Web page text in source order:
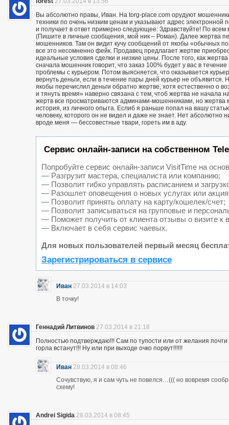
Вы абсолютно правы, Иван. На torg-place.com орудуют
техники по очень низким ценам и указывают адрес
и получает в ответ примерно следующее: Здравствуйте! По
(Пишите в личные сообщения, мой ник – Роман). Далее жертва
мошенников. Там он видит кучу сообщений от якобы «обычных
все это несомненно фейк. Продавец предлагает жертве
идеальные условия сделки и низкие цены. После того, как
сначала мошенник говорит, что заказ 100% будет у вас в
проблемы с курьером. Потом выясняется, что оказывается
вернуть деньги, если в течение пары дней курьер не
якобы перечислил деньги обратно жертве, хотя естественно о
и тянуть время» наверно связана с тем, чтоб жертва не начала
жертв все просматриваются админами-мошенниками, но жертва
история, из личного опыта. Еслиб я раньше попал на вашу
человеку, которого он не видел и даже не знает. Нет
вроде меня — бессовестные твари, гореть им в аду.
Сервис онлайн-записи на собственном
Попробуйте сервис онлайн-записи VisitTime на
— Разгрузит мастера, специалиста или компанию;
— Позволит гибко управлять расписанием и
— Разошлет оповещения о новых услугах или
— Позволит принять оплату на карту/кошелек/счет;
— Позволит записываться на групповые и
— Поможет получить от клиента отзывы о визите к
— Включает в себя сервис чаевых.
Для новых пользователей первый месяц
Зарегистрироваться в сервисе
Иван 27.03.2014 в 14:03
В точку!
Геннадий Литвинов 27.03.2014 в 21:18
Полностью подтверждаю!!! Сам по тупости или от желания
горла встанут!!! Ну или при выходе очко порвут!!!!!!
Иван 28.03.2014 в 08:46
Сочувствую, я и сам чуть не повелся…((( но вовремя
схему!
Andrei Sigida 28.03.2014 в 08:45